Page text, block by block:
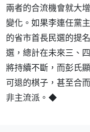
兩者的合流機會就大
變化。如果李連任黨
的省市首長民選的提
選，總計在未來三、
將持續不斷，而彭氏
可退的棋子，甚至合
非主流派。◆